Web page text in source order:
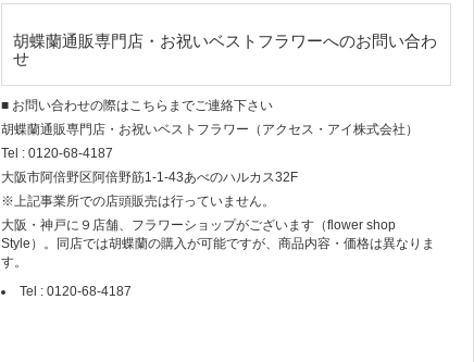
胡蝶蘭通販専門店・お祝いベストフラワーへのお問い合わ
せ
■ お問い合わせの際はこちらまでご連絡下さい
胡蝶蘭通販専門店・お祝いベストフラワー（アクセス・アイ株式会社）
Tel : 0120-68-4187
大阪市阿倍野区阿倍野筋1-1-43あべのハルカス32F
※上記事業所での店頭販売は行っていません。
大阪・神戸に９店舗、フラワーショップがございます（flower shop
Style）。同店では胡蝶蘭の購入が可能ですが、商品内容・価格は異なりま
す。
Tel : 0120-68-4187